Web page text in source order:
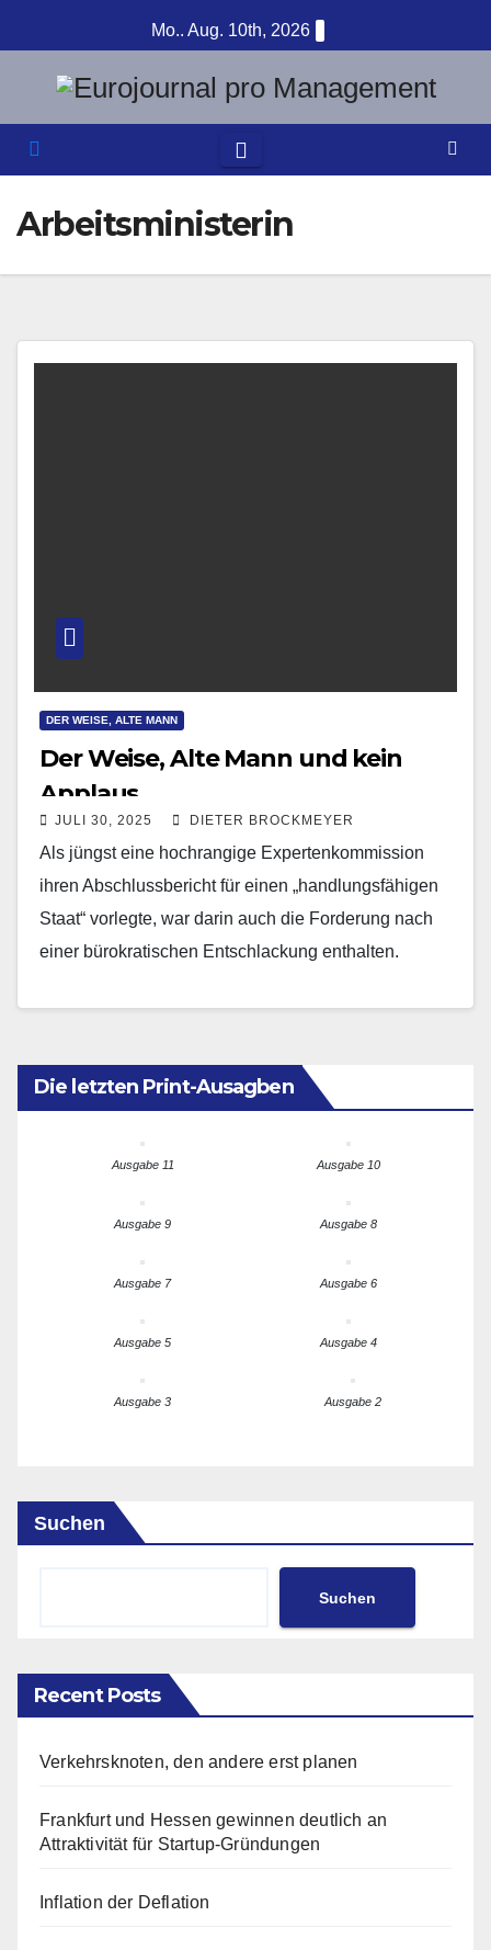
Inhalt
springen
Mo.. Aug. 10th, 2026
Arbeitsministerin
DER WEISE, ALTE MANN
Der Weise, Alte Mann und kein
Applaus
JULI 30, 2025 DIETER BROCKMEYER
Als jüngst eine hochrangige Expertenkommission
ihren Abschlussbericht für einen „handlungsfähigen
Staat“ vorlegte, war darin auch die Forderung nach
einer bürokratischen Entschlackung enthalten.
Die letzten Print-Ausagben
Ausgabe 11 Ausgabe 10
Ausgabe 9 Ausgabe 8
Ausgabe 7 Ausgabe 6
Ausgabe 5 Ausgabe 4
Ausgabe 3 Ausgabe 2
Suchen
Suchen
Recent Posts
Verkehrsknoten, den andere erst planen
Frankfurt und Hessen gewinnen deutlich an
Attraktivität für Startup-Gründungen
Inflation der Deflation